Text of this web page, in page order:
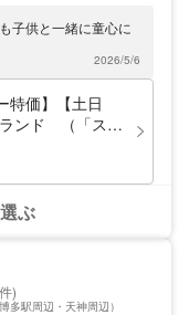
ーツをお楽しみいただ
リングが新しく設置さ
大人気のネットアスレチ
自然に囲まれてエンジョ
子供と一緒に童心に
2026/5/6
特価】【土日
ンド （「スカ
ぶ
)
多駅周辺・天神周辺）